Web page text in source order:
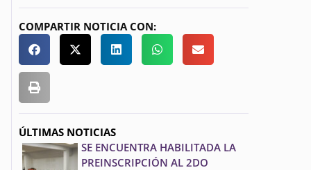
COMPARTIR NOTICIA CON:
ÚLTIMAS NOTICIAS
SE ENCUENTRA HABILITADA LA
PREINSCRIPCIÓN AL 2DO